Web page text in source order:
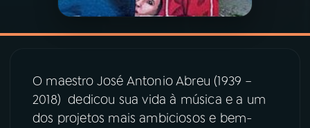
PRÊMIO RÁDIO MEC
ACOMPANHE A RÁDIO MEC
O maestro José Antonio Abreu (1939 –
2018) dedicou sua vida à música e a um
dos projetos mais ambiciosos e bem-